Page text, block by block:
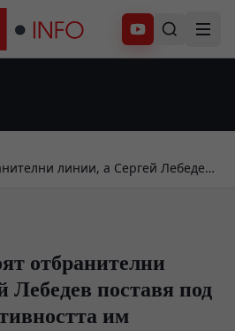
Абонирай се
линии, а Сергей Лебедев
отбранителни
Лебедев поставя под
им